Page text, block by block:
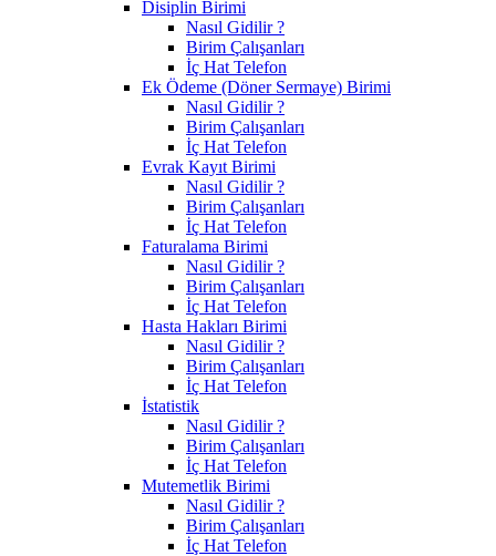
Disiplin Birimi
Nasıl Gidilir ?
Birim Çalışanları
İç Hat Telefon
Ek Ödeme (Döner Sermaye) Birimi
Nasıl Gidilir ?
Birim Çalışanları
İç Hat Telefon
Evrak Kayıt Birimi
Nasıl Gidilir ?
Birim Çalışanları
İç Hat Telefon
Faturalama Birimi
Nasıl Gidilir ?
Birim Çalışanları
İç Hat Telefon
Hasta Hakları Birimi
Nasıl Gidilir ?
Birim Çalışanları
İç Hat Telefon
İstatistik
Nasıl Gidilir ?
Birim Çalışanları
İç Hat Telefon
Mutemetlik Birimi
Nasıl Gidilir ?
Birim Çalışanları
İç Hat Telefon